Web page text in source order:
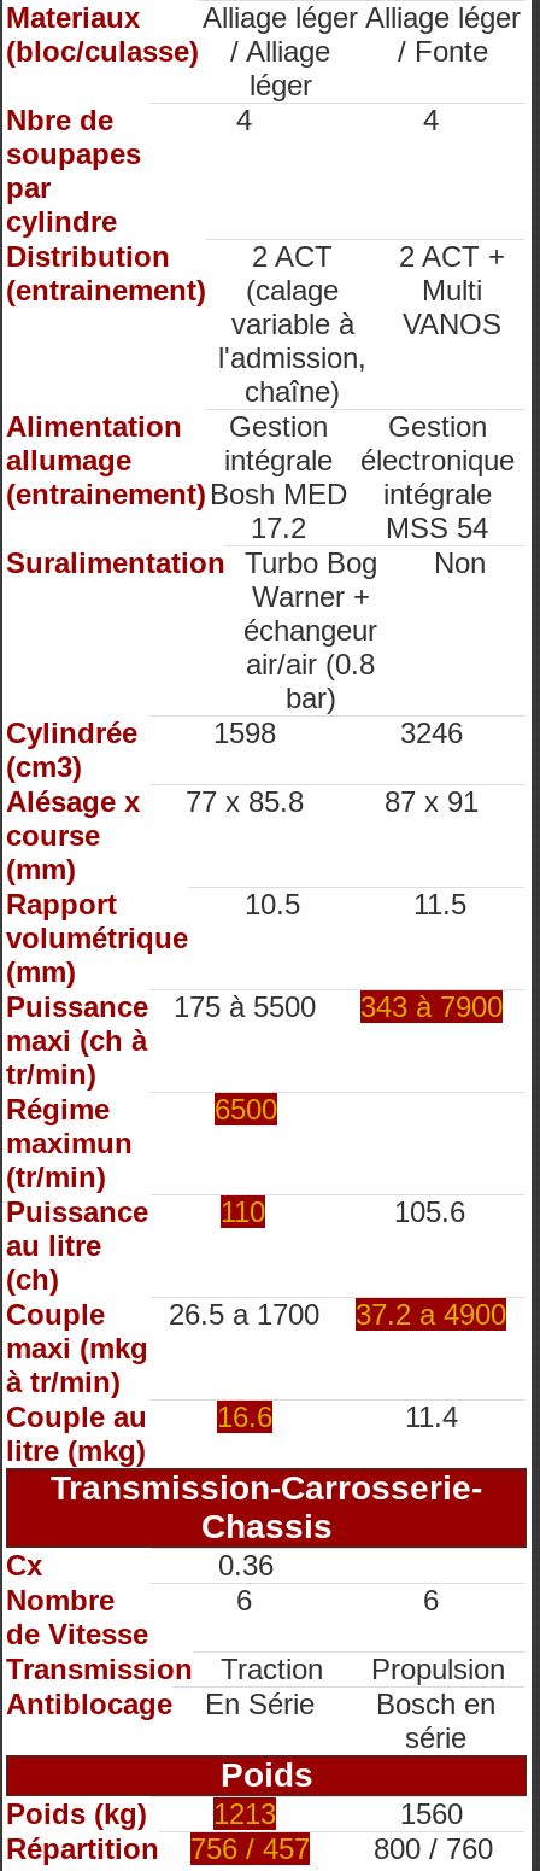
Materiaux
(bloc/culasse)
Alliage léger
/ Alliage
léger
Alliage léger
/ Fonte
Nbre de
soupapes
par
cylindre
4 4
Distribution
(entrainement)
2 ACT
(calage
variable à
l'admission,
chaîne)
2 ACT +
Multi
VANOS
Alimentation
allumage
(entrainement)
Gestion
intégrale
Bosh MED
17.2
Gestion
électronique
intégrale
MSS 54
Suralimentation
Turbo Bog
Warner +
échangeur
air/air (0.8
bar)
Non
Cylindrée
(cm3)
1598 3246
Alésage x
course
(mm)
77 x 85.8 87 x 91
Rapport
volumétrique
(mm)
10.5 11.5
Puissance
maxi (ch à
tr/min)
175 à 5500 343 à 7900
Régime
maximun
(tr/min)
6500
Puissance
au litre
(ch)
110 105.6
Couple
maxi (mkg
à tr/min)
26.5 a 1700 37.2 a 4900
Couple au
litre (mkg)
16.6 11.4
Transmission-Carrosserie-
Chassis
Cx
0.36
Nombre
de Vitesse
6 6
Transmission Traction
Propulsion
Antiblocage
En Série
Bosch en
série
Poids
Poids (kg) 1213
1560
Répartition
756 / 457 800 / 760